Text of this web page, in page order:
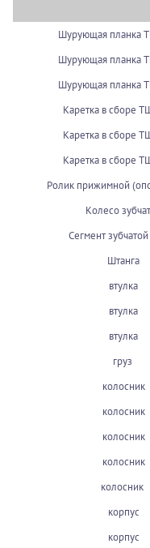
Шурующая планка
Шурующая планка
Шурующая планка
Каретка в сборе
Каретка в сборе
Каретка в сборе
Ролик прижимной
Колесо
Сегмент
Штанга
втулка
втулка
втулка
груз
колосник
колосник
колосник
колосник
колосник
корпус
корпус